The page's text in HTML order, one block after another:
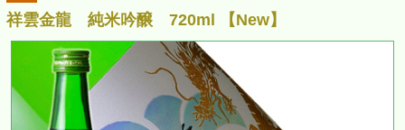
祥雲金龍 純米吟醸 720ml 【New】